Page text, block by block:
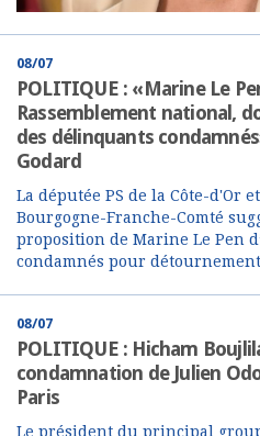
08/07
POLITIQUE : «Marine Le
Rassemblement national,
des délinquants
Godard
La députée PS de la Côte-d'Or
Bourgogne-Franche-Comté
proposition de Marine Le Pen
condamnés pour
08/07
POLITIQUE : Hicham
condamnation de Julien
Paris
Le président du principal